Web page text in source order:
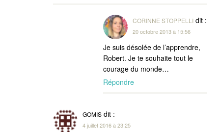
CORINNE STOPPELLI dit :
20 octobre 2013 à 15:56
Je suis désolée de l’apprendre,
Robert. Je te souhaite tout le
courage du monde…
Répondre
GOMIS dit :
4 juillet 2016 à 23:25